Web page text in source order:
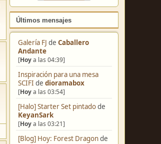
Últimos mensajes
Galería FJ de Caballero
Andante
[Hoya las 04:39]
Inspiración para una mesa
SCIFI de dioramabox
[Hoya las 03:54]
[Halo] Starter Set pintadode
KeyanSark
[Hoya las 03:21]
[Blog] Hoy: Forest Dragonde